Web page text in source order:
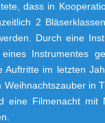
dass in
2
Durch eine
Instrumentes
Auftritte im letzten
in
eine Filmenacht